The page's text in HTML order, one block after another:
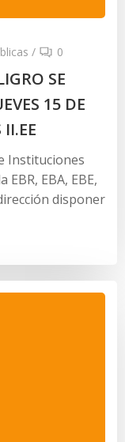
/ 0
SE
15 DE
Instituciones
EBA, EBE,
disponer